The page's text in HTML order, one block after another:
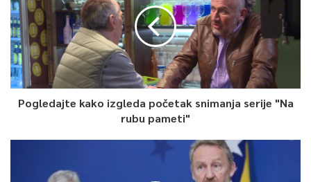
0
Article Rating
Pogledajte kako izgleda početak snimanja serije "Na
rubu pameti"